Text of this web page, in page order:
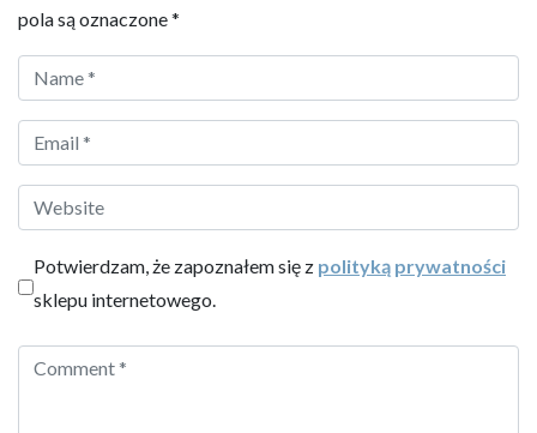
pola są oznaczone*
Potwierdzam, że zapoznałem się z polityką prywatności
sklepu internetowego.